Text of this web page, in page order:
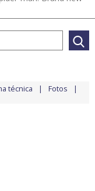
técnica Fotos